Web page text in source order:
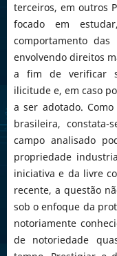
terceiros, em outros
focado em
comportamento
envolvendo direitos
a fim de verificar
ilicitude e, em caso
a ser adotado.
brasileira,
campo analisado
propriedade
iniciativa e da livre
recente, a questão
sob o enfoque da
notoriamente
de notoriedade